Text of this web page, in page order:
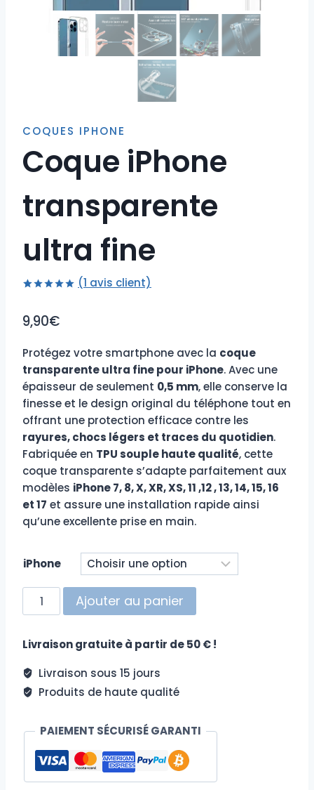
COQUES IPHONE
Coque iPhone
transparente
ultra fine
sur
notation
(1 avis client)
9,90€
Protégez votre smartphone avec la coque
transparente ultra fine pour iPhone. Avec une
épaisseur de seulement 0,5 mm, elle conserve la
finesse et le design original du téléphone tout en
offrant une protection efficace contre les
rayures, chocs légers et traces du quotidien.
Fabriquée en TPU souple haute qualité, cette
coque transparente s’adapte parfaitement aux
modèles iPhone 7, 8, X, XR, XS, 11 ,12 , 13, 14, 15, 16
et 17 et assure une installation rapide ainsi
qu’une excellente prise en main.
iPhone
quantité
de
iPhone
ultra
fine
Ajouter au panier
Livraison gratuite à partir de 50 € !
Livraison sous 15 jours
Produits de haute qualité
PAIEMENT SÉCURISÉ GARANTI